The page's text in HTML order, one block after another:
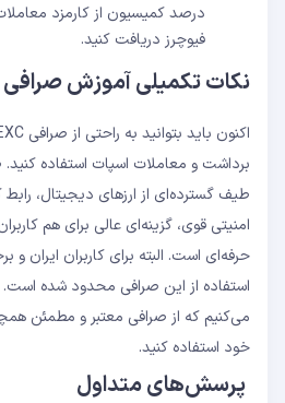
درصد کمیسیون از کارمزد
فیوچرز دریافت کنید.
نکات تکمیلی آموزش صرافی MEXC
برداشت و معاملات اسپات استفاده
طیف گسترده‌ای از ارزهای دیجیتال،
امنیتی قوی، گزینه‌ای عالی برای هم
حرفه‌ای است. البته برای کاربران ایران و
استفاده از این صرافی محدود شده
می‌کنیم که از صرافی معتبر و مطمئن
خود استفاده کنید.
پرسش‌های متداول